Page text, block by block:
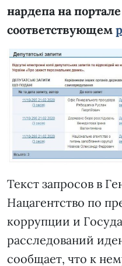
нардепа на
соответствующем
Текст запросов в
Нацагентство по
коррупции и
расследований
сообщает, что к